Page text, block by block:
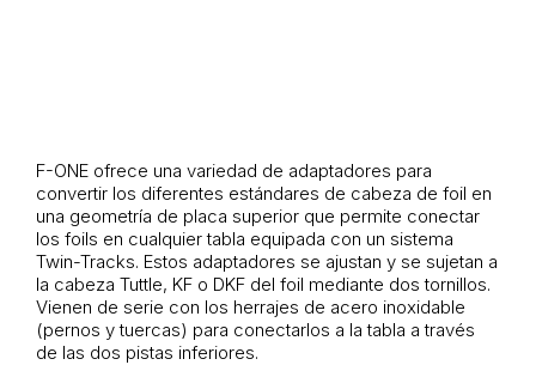
F-ONE ofrece una variedad de adaptadores para
convertir los diferentes estándares de cabeza de foil en
una geometría de placa superior que permite conectar
los foils en cualquier tabla equipada con un sistema
Twin-Tracks. Estos adaptadores se ajustan y se sujetan a
la cabeza Tuttle, KF o DKF del foil mediante dos tornillos.
Vienen de serie con los herrajes de acero inoxidable
(pernos y tuercas) para conectarlos a la tabla a través
de las dos pistas inferiores.